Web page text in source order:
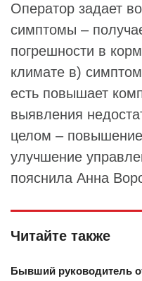
Оператор задает
симптомы –
погрешности в
климате в)
есть повышает
выявления
целом –
улучшение
пояснила Анна
Читайте также
Бывший руководитель